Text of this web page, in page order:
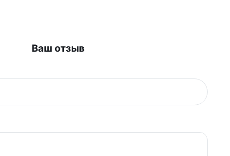
Ваш отзыв